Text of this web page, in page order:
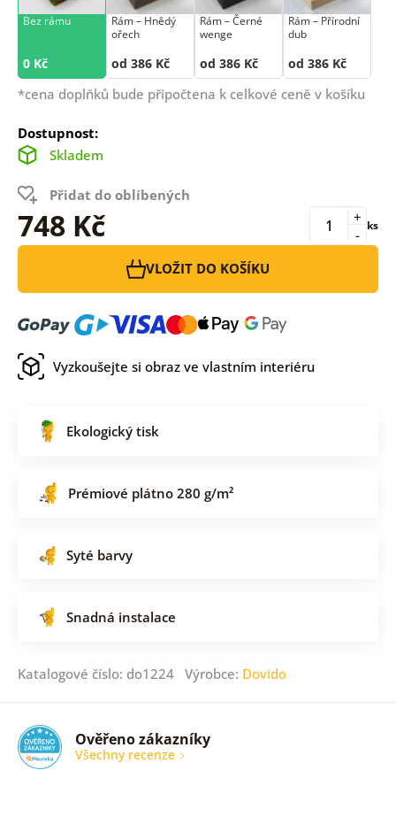
Bez rámu
0 Kč
Rám –⁠⁠⁠⁠⁠⁠ Hnědý
ořech
od 386 Kč
Rám –⁠⁠⁠⁠⁠⁠ Černé
wenge
od 386 Kč
Rám –⁠⁠⁠⁠⁠⁠ Přírodní
dub
od 386 Kč
*cena doplňků bude připočtena k celkové ceně v košíku
Dostupnost:
Skladem
Přidat do oblíbených
748 Kč -
+ ks
VLOŽIT DO KOŠÍKU
Vyzkoušejte si obraz ve vlastním interiéru
Ekologický tisk
Prémiové plátno 280 g/m²
Syté barvy
Snadná instalace
Katalogové číslo: do1224 Výrobce: Dovido
Ověřeno zákazníky
Všechny recenze